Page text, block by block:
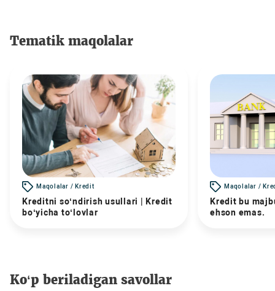
Tematik maqolalar
Maqolalar / Kredit
Kreditni so‘ndirish usullari | Kredit
bo‘yicha to‘lovlar
Maqolalar /
Kredit bu
ehson emas.
Ko‘p beriladigan savollar